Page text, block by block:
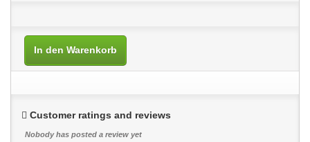
In den Warenkorb
Customer ratings and reviews
Nobody has posted a review yet